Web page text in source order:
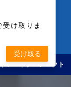
ドアートプロジェクト
け取りま
受け取る